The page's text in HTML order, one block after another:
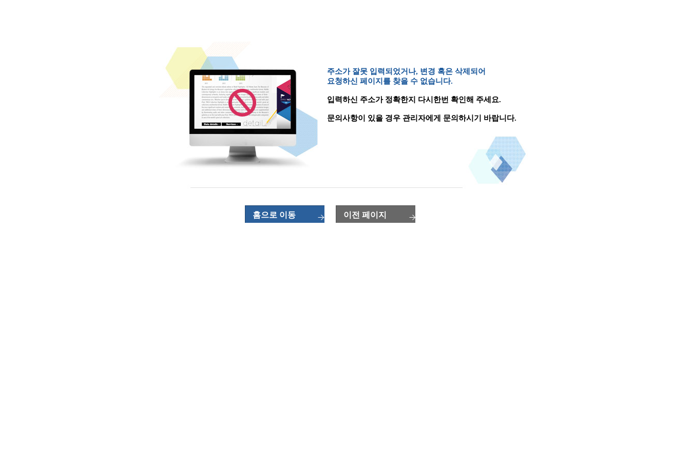
주소가 잘못 입력되었거나, 변경 혹은 삭제되어
요청하신 페이지를 찾을 수 없습니다.
입력하신 주소가 정확한지 다시한번 확인해 주세요.
문의사항이 있을 경우 관리자에게 문의하시기 바랍니다.
홈으로 이동 이전 페이지